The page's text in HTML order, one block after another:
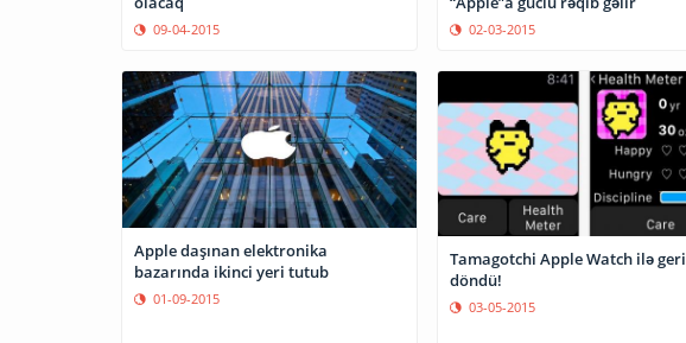
09-04-2015 02-03-2015
Apple daşınan elektronika
bazarında ikinci yeri tutub
01-09-2015
Tamagotchi Apple Watch ilə geri
döndü!
03-05-2015